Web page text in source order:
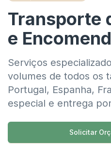
Transporte
e
Serviços
volumes de todos os
Portugal, Espanha,
especial e entrega
Solicitar